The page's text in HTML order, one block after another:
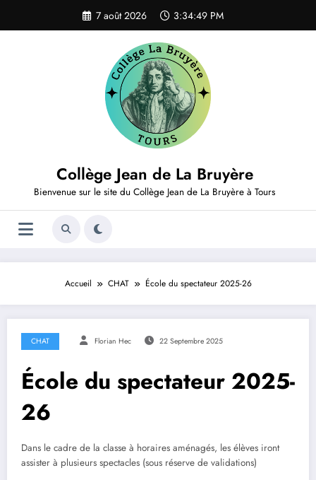
contenu
7 août 2026 3:34:49 PM
Collège Jean de La Bruyère
Bienvenue sur le site du Collège Jean de La Bruyère à Tours
Accueil CHAT École du spectateur 2025-26
CHAT Florian Hec 22 Septembre 2025
École du spectateur 2025-
26
Dans le cadre de la classe à horaires aménagés, les élèves iront
assister à plusieurs spectacles (sous réserve de validations)